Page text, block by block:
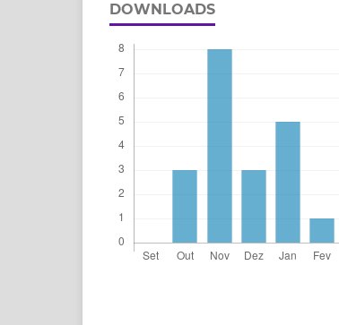
DOWNLOADS